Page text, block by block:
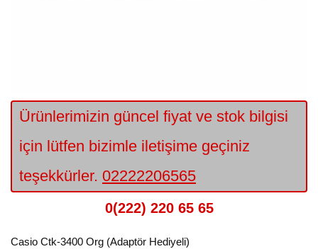
Ürünlerimizin güncel fiyat ve stok bilgisi
için lütfen bizimle iletişime geçiniz
teşekkürler. 02222206565
0(222) 220 65 65
Casio Ctk-3400 Org (Adaptör Hediyeli)